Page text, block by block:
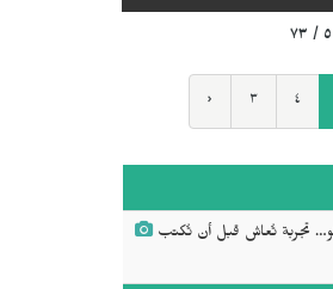
‹ ٣ ٤
تجربة تُعاش قبل أن تُكتب